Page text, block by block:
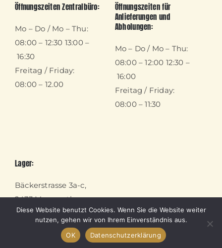
Öffnungszeiten Zentralbüro:
Mo – Do / Mo – Thu:
08:00 – 12:30 13:00 –
16:30
Freitag / Friday:
08:00 – 12.00
Öffnungszeiten für
Anlieferungen und
Abholungen:
Mo – Do / Mo – Thu:
08:00 – 12:00 12:30 –
16:00
Freitag / Friday:
08:00 – 11:30
Lager:
Bäckerstrasse 3a-c,
2433 Margarethen am
Moos
Diese Website benutzt Cookies. Wenn Sie die Website weiter
nutzen, gehen wir von Ihrem Einverständnis aus.
OK
Datenschutzerklärung